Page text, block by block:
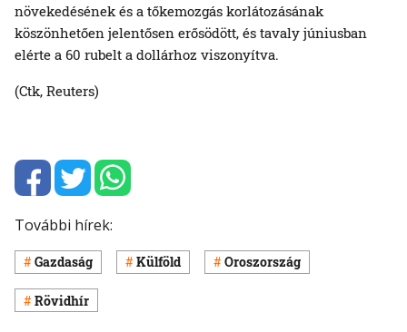
növekedésének és a tőkemozgás korlátozásának
köszönhetően jelentősen erősödött, és tavaly júniusban
elérte a 60 rubelt a dollárhoz viszonyítva.
(Ctk, Reuters)
További hírek:
Gazdaság Külföld Oroszország
Rövidhír